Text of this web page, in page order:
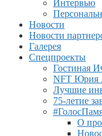
Интервью
Новости
Новости
Галерея
Спецпроекты
Гостиная
NFT Юрия
Лучшие
75-летие
О